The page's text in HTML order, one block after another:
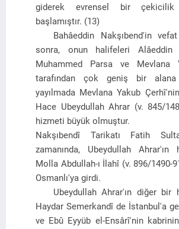
giderek evrensel bir çekicilik
başlamıştır. (13)
Bahâeddin Nakşıbend'in
sonra, onun halifeleri Alâeddin
Muhammed Parsa ve Mevlana
tarafından çok geniş bir alana
yayılmada Mevlana Yakub
Hace Ubeydullah Ahrar (v. 845/
hizmeti büyük olmuştur.
Nakşıbendî Tarikatı Fatih
zamanında, Ubeydullah Ahrar'ın
Molla Abdullah-ı İlahî (v. 896/1490-
Osmanlı'ya girdi.
Ubeydullah Ahrar'ın diğer bir
Haydar Semerkandî de İstanbul'a
ve Ebû Eyyüb el-Ensârî'nin